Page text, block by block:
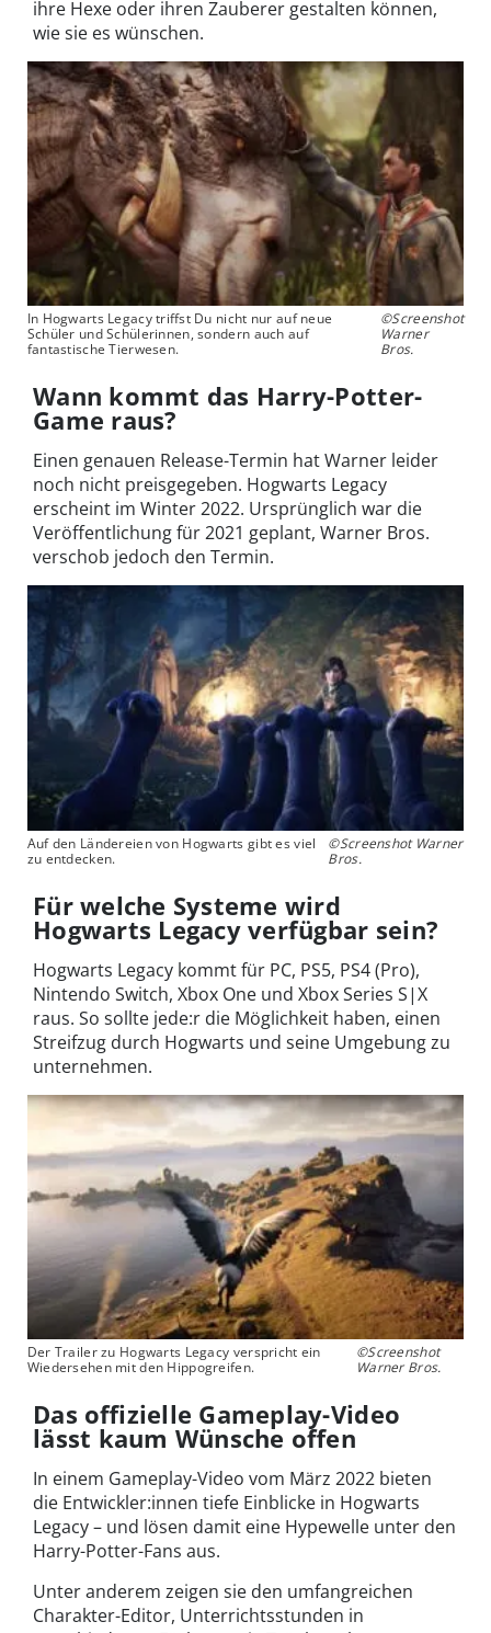
ihre Hexe oder ihren Zauberer gestalten können,
wie sie es wünschen.
In Hogwarts Legacy triffst Du nicht nur auf neue
Schüler und Schülerinnen, sondern auch auf
fantastische Tierwesen.
©Screenshot
Warner
Bros.
Wann kommt das Harry-Potter-
Game raus?
Einen genauen Release-Termin hat Warner leider
noch nicht preisgegeben. Hogwarts Legacy
erscheint im Winter 2022. Ursprünglich war die
Veröffentlichung für 2021 geplant, Warner Bros.
verschob jedoch den Termin.
Auf den Ländereien von Hogwarts gibt es viel
zu entdecken.
©Screenshot Warner
Bros.
Für welche Systeme wird
Hogwarts Legacy verfügbar sein?
Hogwarts Legacy kommt für PC, PS5, PS4 (Pro),
Nintendo Switch, Xbox One und Xbox Series S|X
raus. So sollte jede:r die Möglichkeit haben, einen
Streifzug durch Hogwarts und seine Umgebung zu
unternehmen.
Der Trailer zu Hogwarts Legacy verspricht ein
Wiedersehen mit den Hippogreifen.
©Screenshot
Warner Bros.
Das offizielle Gameplay-Video
lässt kaum Wünsche offen
In einem Gameplay-Video vom März 2022 bieten
die Entwickler:innen tiefe Einblicke in Hogwarts
Legacy – und lösen damit eine Hypewelle unter den
Harry-Potter-Fans aus.
Unter anderem zeigen sie den umfangreichen
Charakter-Editor, Unterrichtsstunden in